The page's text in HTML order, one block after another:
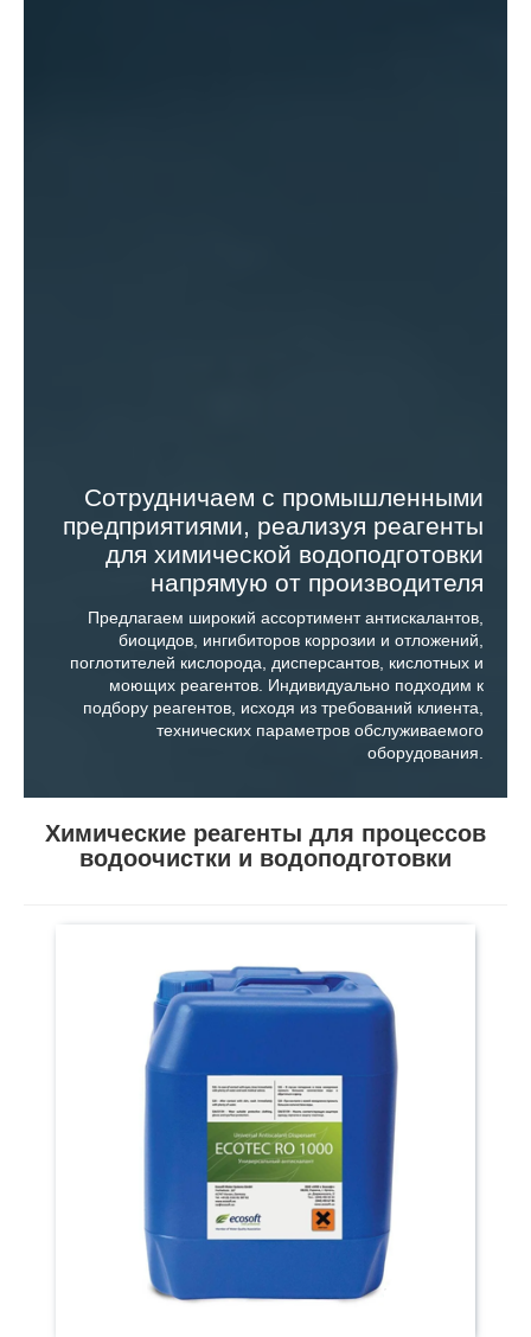
Сотрудничаем с промышленными
предприятиями, реализуя реагенты
для химической водоподготовки
напрямую от производителя
Предлагаем широкий ассортимент антискалантов,
биоцидов, ингибиторов коррозии и отложений,
поглотителей кислорода, дисперсантов, кислотных и
моющих реагентов. Индивидуально подходим к
подбору реагентов, исходя из требований клиента,
технических параметров обслуживаемого
оборудования.
Химические реагенты для процессов
водоочистки и водоподготовки
Используются для поддержания водно-
химического режима систем охлаждения,
повышая эффективность их функционирования,
защищая от образования налета. Могут
применяться как реагенты для систем
обратного осмоса с целью исключения этапа
Защищают внутренние стенки отопительных